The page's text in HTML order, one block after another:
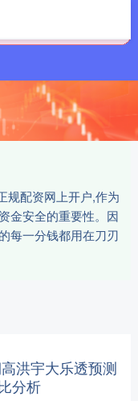
规配资网上开户,作为
金安全的重要性。因
每一分钱都用在刀刃
洪宇大乐透预测
分析